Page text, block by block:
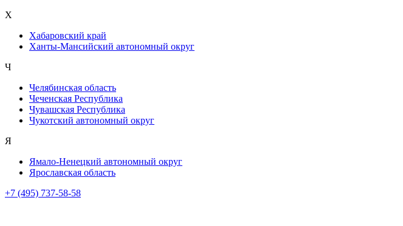
Х
Хабаровский край
Ханты-Мансийский автономный округ
Ч
Челябинская область
Чеченская Республика
Чувашская Республика
Чукотский автономный округ
Я
Ямало-Ненецкий автономный округ
Ярославская область
+7 (495) 737-58-58